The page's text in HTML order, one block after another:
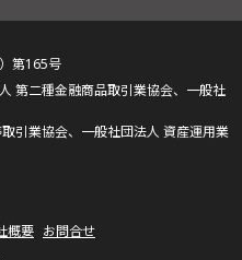
第165号
第二種金融商品取引業協会、一般社
引業協会、一般社団法人 資産運用業
概要 お問合せ